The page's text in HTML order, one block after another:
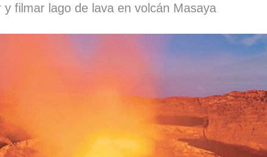
y filmar lago de lava en volcán Masaya